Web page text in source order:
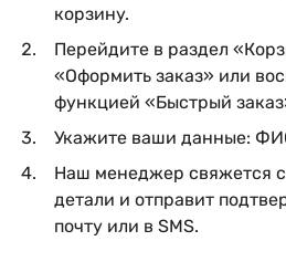
корзину.
Перейдите в раздел
«Оформить заказ» или
функцией «Быстрый
Укажите ваши данные:
Наш менеджер свяжется
детали и отправит
почту или в SMS.